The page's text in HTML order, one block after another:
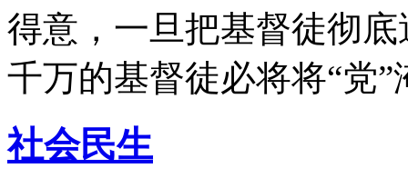
得意，一旦把基督徒彻
千万的基督徒必将将“党”
社会民生